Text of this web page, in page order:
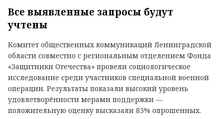
Все выявленные запросы будут
учтены
Комитет общественных коммуникаций Ленинградской
области совместно с региональным отделением Фонда
«Защитники Отечества» провели социологическое
исследование среди участников специальной военной
операции. Результаты показали высокий уровень
удовлетворённости мерами поддержки —
положительную оценку высказали 85% опрошенных.